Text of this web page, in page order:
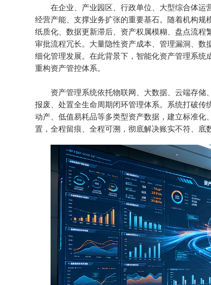
在企业、产业园区、行政单位、大型综合体
经营产能、支撑业务扩张的重要基石。随着机构
纸质化、数据更新滞后、资产权属模糊、盘点流程
审批流程冗长。大量隐性资产成本、管理漏洞、
细化管理发展。在此背景下，智能化资产管理系
重构资产管控体系。
资产管理系统依托物联网、大数据、云端存储
报废、处置全生命周期闭环管理体系。系统打破
动产、低值易耗品等多类型资产数据，建立标准
置，全程留痕、全程可溯，彻底解决账实不符、底